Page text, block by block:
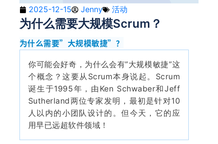
2025-12-15 Jenny 活动
为什么需要大规模Scrum？
为什么需要”大规模敏捷”？
你可能会好奇，为什么会有”大规模敏捷”这
个概念？这要从Scrum本身说起。Scrum
诞生于1995年，由Ken Schwaber和Jeff
Sutherland两位专家发明，最初是针对10
人以内的小团队设计的。但今天，它的应
用早已远超软件领域！